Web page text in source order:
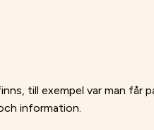
till exempel var man får
information.